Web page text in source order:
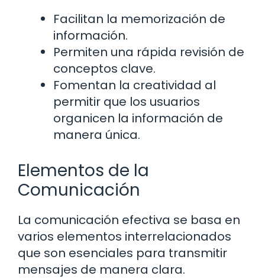
Facilitan la memorización de
información.
Permiten una rápida revisión de
conceptos clave.
Fomentan la creatividad al
permitir que los usuarios
organicen la información de
manera única.
Elementos de la
Comunicación
La comunicación efectiva se basa en
varios elementos interrelacionados
que son esenciales para transmitir
mensajes de manera clara.